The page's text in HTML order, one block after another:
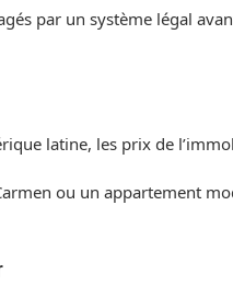
par un système légal
latine, les prix de
ou un appartement